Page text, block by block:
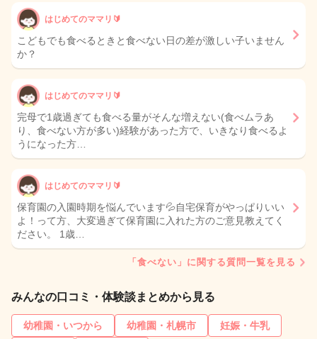
はじめてのママリ🔰
こどもでも食べるときと食べない日の差が激しい子いません
か？
はじめてのママリ🔰
完母で1歳過ぎても食べる量がそんな増えない(食べムラあ
り、食べない方が多い)経験があった方で、いきなり食べるよ
うになった方…
はじめてのママリ🔰
保育園の入園時期を悩んでいます💦自宅保育がやっぱりいい
よ！って方、大変過ぎて保育園に入れた方のご意見教えてく
ださい。 1歳…
「食べない」に関する質問一覧を見る
みんなの口コミ・体験談まとめから見る
幼稚園・いつから 幼稚園・札幌市
妊娠・牛乳